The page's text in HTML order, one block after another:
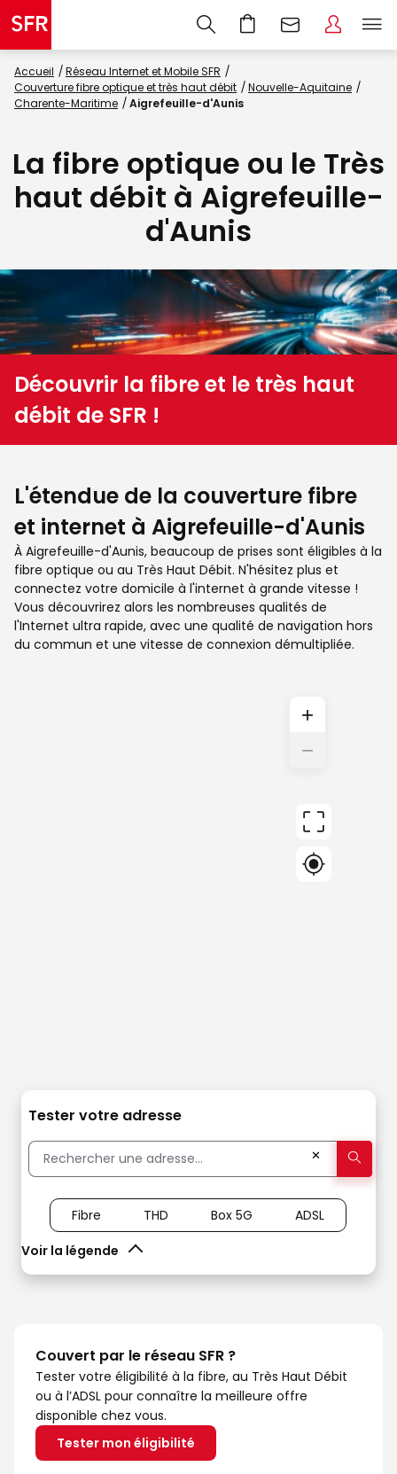
Accueil
Réseau Internet et Mobile SFR
Couverture fibre optique et très haut débit
Nouvelle-Aquitaine
Charente-Maritime
Aigrefeuille-d'Aunis
La fibre optique ou le Très
haut débit à Aigrefeuille-
d'Aunis
Découvrir la fibre et le très haut
débit de SFR !
L'étendue de la couverture fibre
et internet à Aigrefeuille-d'Aunis
À Aigrefeuille-d'Aunis, beaucoup de prises sont éligibles à la
fibre optique ou au Très Haut Débit. N'hésitez plus et
connectez votre domicile à l'internet à grande vitesse !
Vous découvrirez alors les nombreuses qualités de
l'Internet ultra rapide, avec une qualité de navigation hors
du commun et une vitesse de connexion démultipliée.
+
−
Tester votre adresse
✕
Voir la légende
Fibre THD Box 5G ADSL
Couvert par le réseau SFR ?
Tester votre éligibilité à la fibre, au Très Haut Débit
ou à l’ADSL pour connaître la meilleure offre
disponible chez vous.
Tester mon éligibilité